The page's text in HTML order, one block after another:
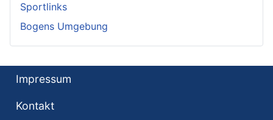
Sportlinks
Bogens Umgebung
Impressum
Kontakt